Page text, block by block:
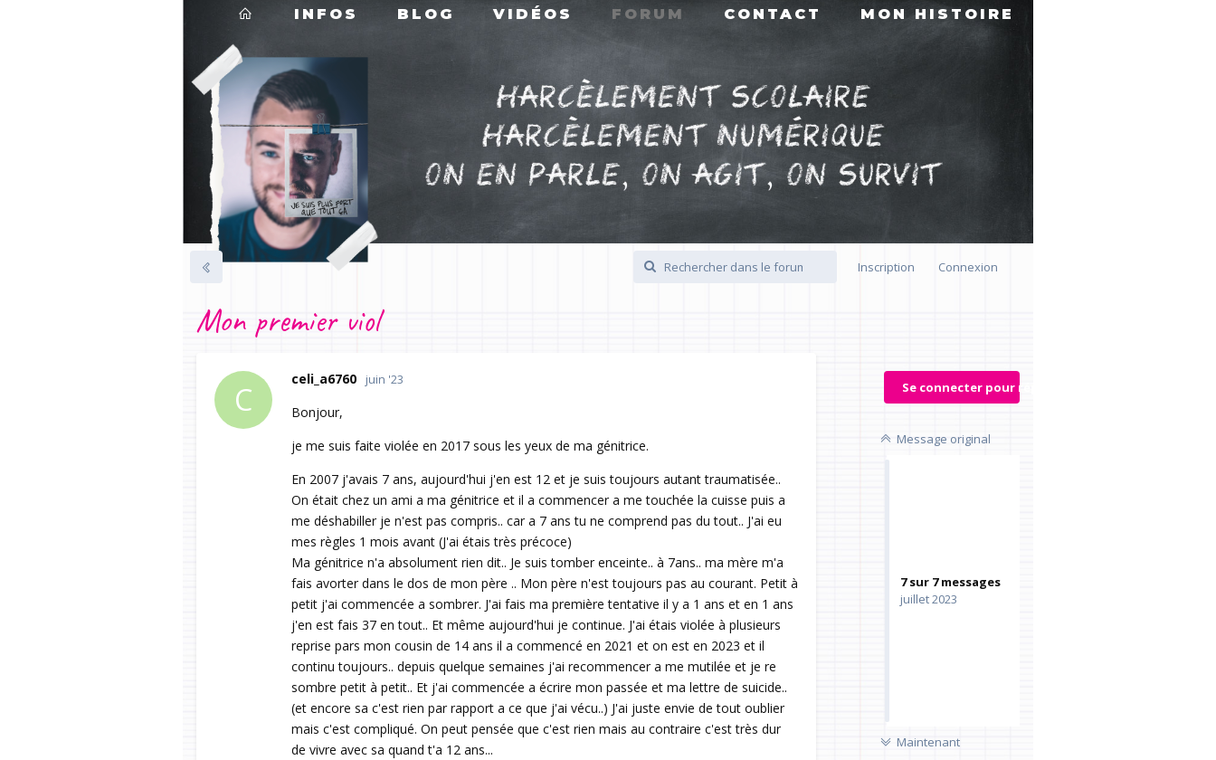
INFOS BLOG VIDÉOS FORUM CONTACT MON HISTOIRE
Inscription Connexion
Mon premier viol
Se connecter pour répondre
Message original
7sur 7messages
juillet 2023
Maintenant
C
celi_a6760 juin '23
Bonjour,
je me suis faite violée en 2017 sous les yeux de ma génitrice.
En 2007 j'avais 7 ans, aujourd'hui j'en est 12 et je suis toujours autant traumatisée..
On était chez un ami a ma génitrice et il a commencer a me touchée la cuisse puis a
me déshabiller je n'est pas compris.. car a 7 ans tu ne comprend pas du tout.. J'ai eu
mes règles 1 mois avant (J'ai étais très précoce)
Ma génitrice n'a absolument rien dit.. Je suis tomber enceinte.. à 7ans.. ma mère m'a
fais avorter dans le dos de mon père .. Mon père n'est toujours pas au courant. Petit à
petit j'ai commencée a sombrer. J'ai fais ma première tentative il y a 1 ans et en 1 ans
j'en est fais 37 en tout.. Et même aujourd'hui je continue. J'ai étais violée à plusieurs
reprise pars mon cousin de 14 ans il a commencé en 2021 et on est en 2023 et il
continu toujours.. depuis quelque semaines j'ai recommencer a me mutilée et je re
sombre petit à petit.. Et j'ai commencée a écrire mon passée et ma lettre de suicide..
(et encore sa c'est rien par rapport a ce que j'ai vécu..) J'ai juste envie de tout oublier
mais c'est compliqué. On peut pensée que c'est rien mais au contraire c'est très dur
de vivre avec sa quand t'a 12 ans...